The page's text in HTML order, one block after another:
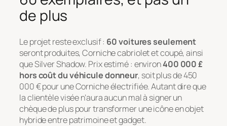
de plus
Le projet reste exclusif : 60 voitures seulement
seront produites, Corniche cabriolet et coupé, ainsi
que Silver Shadow. Prix estimé : environ400 000 £
hors coût du véhicule donneur, soit plus de 450
000 € pour une Corniche électrifiée. Autant dire que
la clientèle visée n’aura aucun mal à signer un
chèque de plus pour transformer une icône en objet
hybride entre patrimoine et gadget.